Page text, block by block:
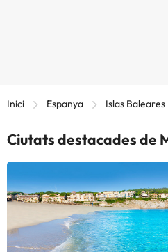
Inici Espanya Islas Baleares
Ciutats destacades de